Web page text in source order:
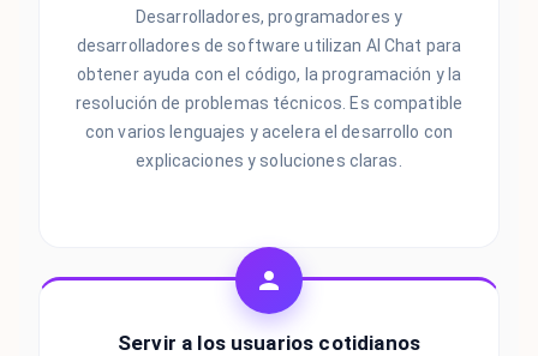
Desarrolladores, programadores y
desarrolladores de software utilizan AI Chat para
obtener ayuda con el código, la programación y la
resolución de problemas técnicos. Es compatible
con varios lenguajes y acelera el desarrollo con
explicaciones y soluciones claras.
Servir a los usuarios cotidianos